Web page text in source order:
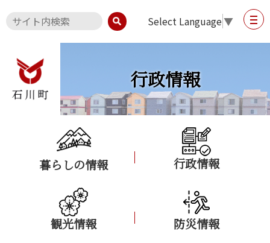
Select Language▼
行政情報
暮らしの情報 行政情報
観光情報 防災情報